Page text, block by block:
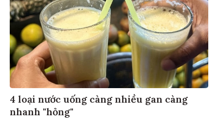
4 loại nước uống càng nhiều gan càng
nhanh "hỏng"